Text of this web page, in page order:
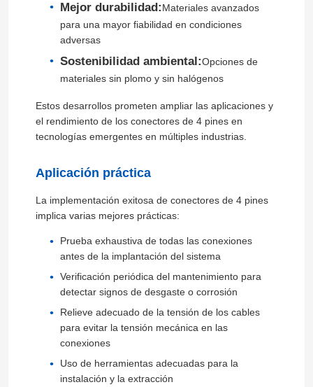
zócalo industrial del enchufe
Conectores de cables impermeables
caja de conexiones impermeable
Acoplador de HDMI
Mejor durabilidad:Materiales avanzados
para una mayor fiabilidad en condiciones
adversas
Sostenibilidad ambiental:Opciones de
materiales sin plomo y sin halógenos
Estos desarrollos prometen ampliar las aplicaciones y
el rendimiento de los conectores de 4 pines en
tecnologías emergentes en múltiples industrias.
Aplicación práctica
La implementación exitosa de conectores de 4 pines
implica varias mejores prácticas:
Prueba exhaustiva de todas las conexiones
antes de la implantación del sistema
Verificación periódica del mantenimiento para
detectar signos de desgaste o corrosión
Relieve adecuado de la tensión de los cables
para evitar la tensión mecánica en las
conexiones
Uso de herramientas adecuadas para la
instalación y la extracción